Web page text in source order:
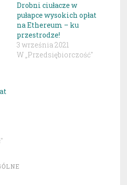
Drobni ciułacze w
pułapce wysokich opłat
na Ethereum – ku
przestrodze!
3 września 2021
W „Przedsiębiorczość"